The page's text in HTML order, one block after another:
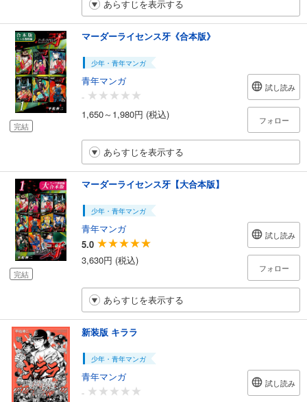
あらすじを表示する
完結
マーダーライセンス牙《合本版》
少年・青年マンガ
青年マンガ
-
1,650～1,980円 (税込)
試し読み
フォロー
あらすじを表示する
完結
マーダーライセンス牙【大合本版】
少年・青年マンガ
青年マンガ
5.0
3,630円 (税込)
試し読み
フォロー
あらすじを表示する
新装版 キララ
少年・青年マンガ
青年マンガ
-
試し読み